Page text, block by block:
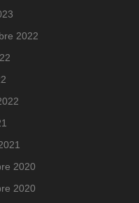
2022
2020
2020